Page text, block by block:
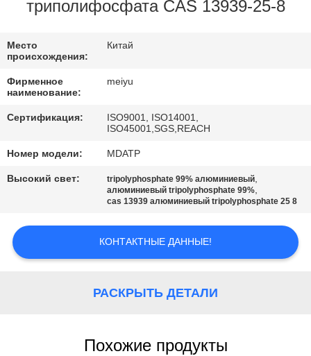
ЗАВОДУ
КОНТРОЛЬ
КАЧЕСТВА
СВЯЖИТЕСЬ
НАМИ
ЗАПРОСИТЕ
ЦИТАТУ
PRIVACY
триполифосфата CAS 13939-25-8
Место
происхождения:
Китай
Фирменное
наименование:
meiyu
Сертификация:
ISO9001, ISO14001,
ISO45001,SGS,REACH
Номер модели: MDATP
Высокий свет: tripolyphosphate 99% алюминиевый,
алюминиевый tripolyphosphate 99%,
cas 13939 алюминиевый tripolyphosphate 25 8
КОНТАКТНЫЕ ДАННЫЕ!
РАСКРЫТЬ ДЕТАЛИ
Похожие продукты